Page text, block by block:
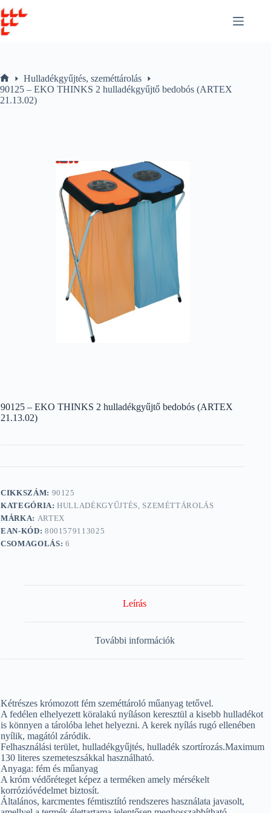
to
content
Home
Hulladékgyűjtés, szeméttárolás
90125 – EKO THINKS 2 hulladékgyűjtő bedobós (ARTEX
21.13.02)
90125 – EKO THINKS 2 hulladékgyűjtő bedobós (ARTEX
21.13.02)
CIKKSZÁM: 90125
KATEGÓRIA:HULLADÉKGYŰJTÉS, SZEMÉTTÁROLÁS
MÁRKA: ARTEX
EAN-KÓD: 8001579113025
CSOMAGOLÁS: 6
Leírás
További információk
Kétrészes krómozott fém szeméttároló műanyag tetővel.
A fedélen elhelyezett köralakú nyíláson keresztül a kisebb hulladékot
is könnyen a tárolóba lehet helyezni. A kerek nyílás rugó ellenében
nyílik, magától záródik.
Felhasználási terület, hulladékgyűjtés, hulladék szortírozás.Maximum
130 literes szemeteszsákkal használható.
Anyaga: fém és műanyag
A króm védőréteget képez a terméken amely mérsékelt
korrózióvédelmet biztosít.
Általános, karcmentes fémtisztító rendszeres használata javasolt,